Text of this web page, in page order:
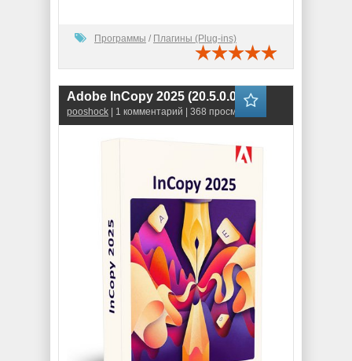
Программы / Плагины (Plug-ins)
Adobe InCopy 2025 (20.5.0.048)
pooshock | 1 комментарий | 368 просмотров